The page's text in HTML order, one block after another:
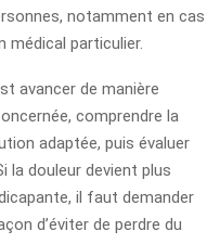
notamment en cas
particulier.
avancer de manière
comprendre la
adaptée, puis évaluer
la douleur devient plus
il faut demander
d’éviter de perdre du